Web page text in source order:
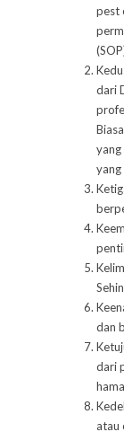
pest
dari
yang
yang
dan
dari
atau